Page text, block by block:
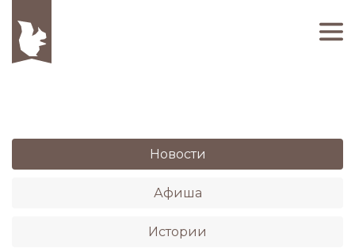
Новости
Афиша
Истории